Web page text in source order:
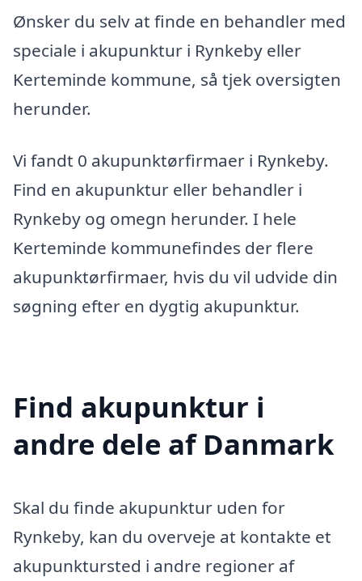
Ønsker du selv at finde en behandler med
speciale i akupunktur i Rynkeby eller
Kerteminde kommune, så tjek oversigten
herunder.
Vi fandt 0 akupunktørfirmaer i Rynkeby.
Find en akupunktur eller behandler i
Rynkeby og omegn herunder. I hele
Kerteminde kommunefindes der flere
akupunktørfirmaer, hvis du vil udvide din
søgning efter en dygtig akupunktur.
Find akupunktur i
andre dele af Danmark
Skal du finde akupunktur uden for
Rynkeby, kan du overveje at kontakte et
akupunktursted i andre regioner af